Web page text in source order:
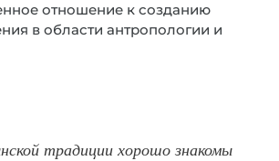
отношение к созданию
в области антропологии и
традиции хорошо знакомы